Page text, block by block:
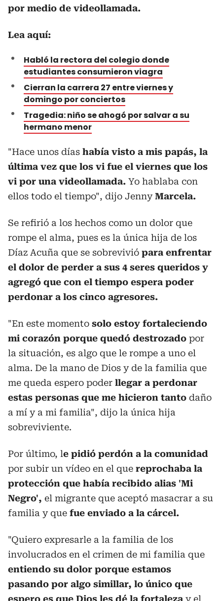
por medio de videollamada.
Lea aquí:
Habló la rectora del colegio donde
estudiantes consumieron viagra
Cierran la carrera 27 entre viernes y
domingo por conciertos
Tragedia: niño se ahogó por salvar a su
hermano menor
"Hace unos días había visto a mis papás, la
última vez que los vi fue el viernes que los
vi por una videollamada. Yo hablaba con
ellos todo el tiempo", dijo JennyMarcela.
Se refirió a los hechos como un dolor que
rompe el alma, pues es la única hija de los
Díaz Acuña que se sobrevivió para enfrentar
el dolor de perder a sus 4 seres queridos y
agregó que con el tiempo espera poder
perdonar a los cinco agresores.
"En este momento solo estoy fortaleciendo
mi corazón porque quedó destrozado por
la situación, es algo que le rompe a uno el
alma. De la mano de Dios y de la familia que
me queda espero poder llegar a perdonar
estas personas que me hicieron tanto daño
a mí y a mi familia", dijo la única hija
sobreviviente.
Por último, le pidió perdón a la comunidad
por subir un vídeo en el que reprochaba la
protección que había recibido alias 'Mi
Negro', el migrante que aceptó masacrar a su
familia y que fue enviado a la cárcel.
"Quiero expresarle a la familia de los
involucrados en el crimen de mi familia que
entiendo su dolor porque estamos
pasando por algo simillar, lo único que
espero es que Dios les dé la fortaleza y el